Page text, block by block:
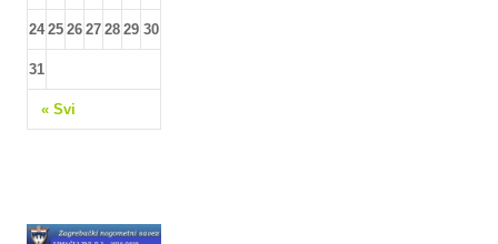
« Svi
24 25 26 27 28 29 30
31